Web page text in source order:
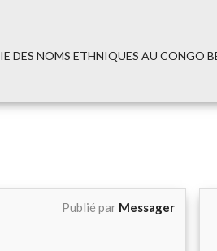
DES NOMS ETHNIQUES AU CONGO
Publié par Messager